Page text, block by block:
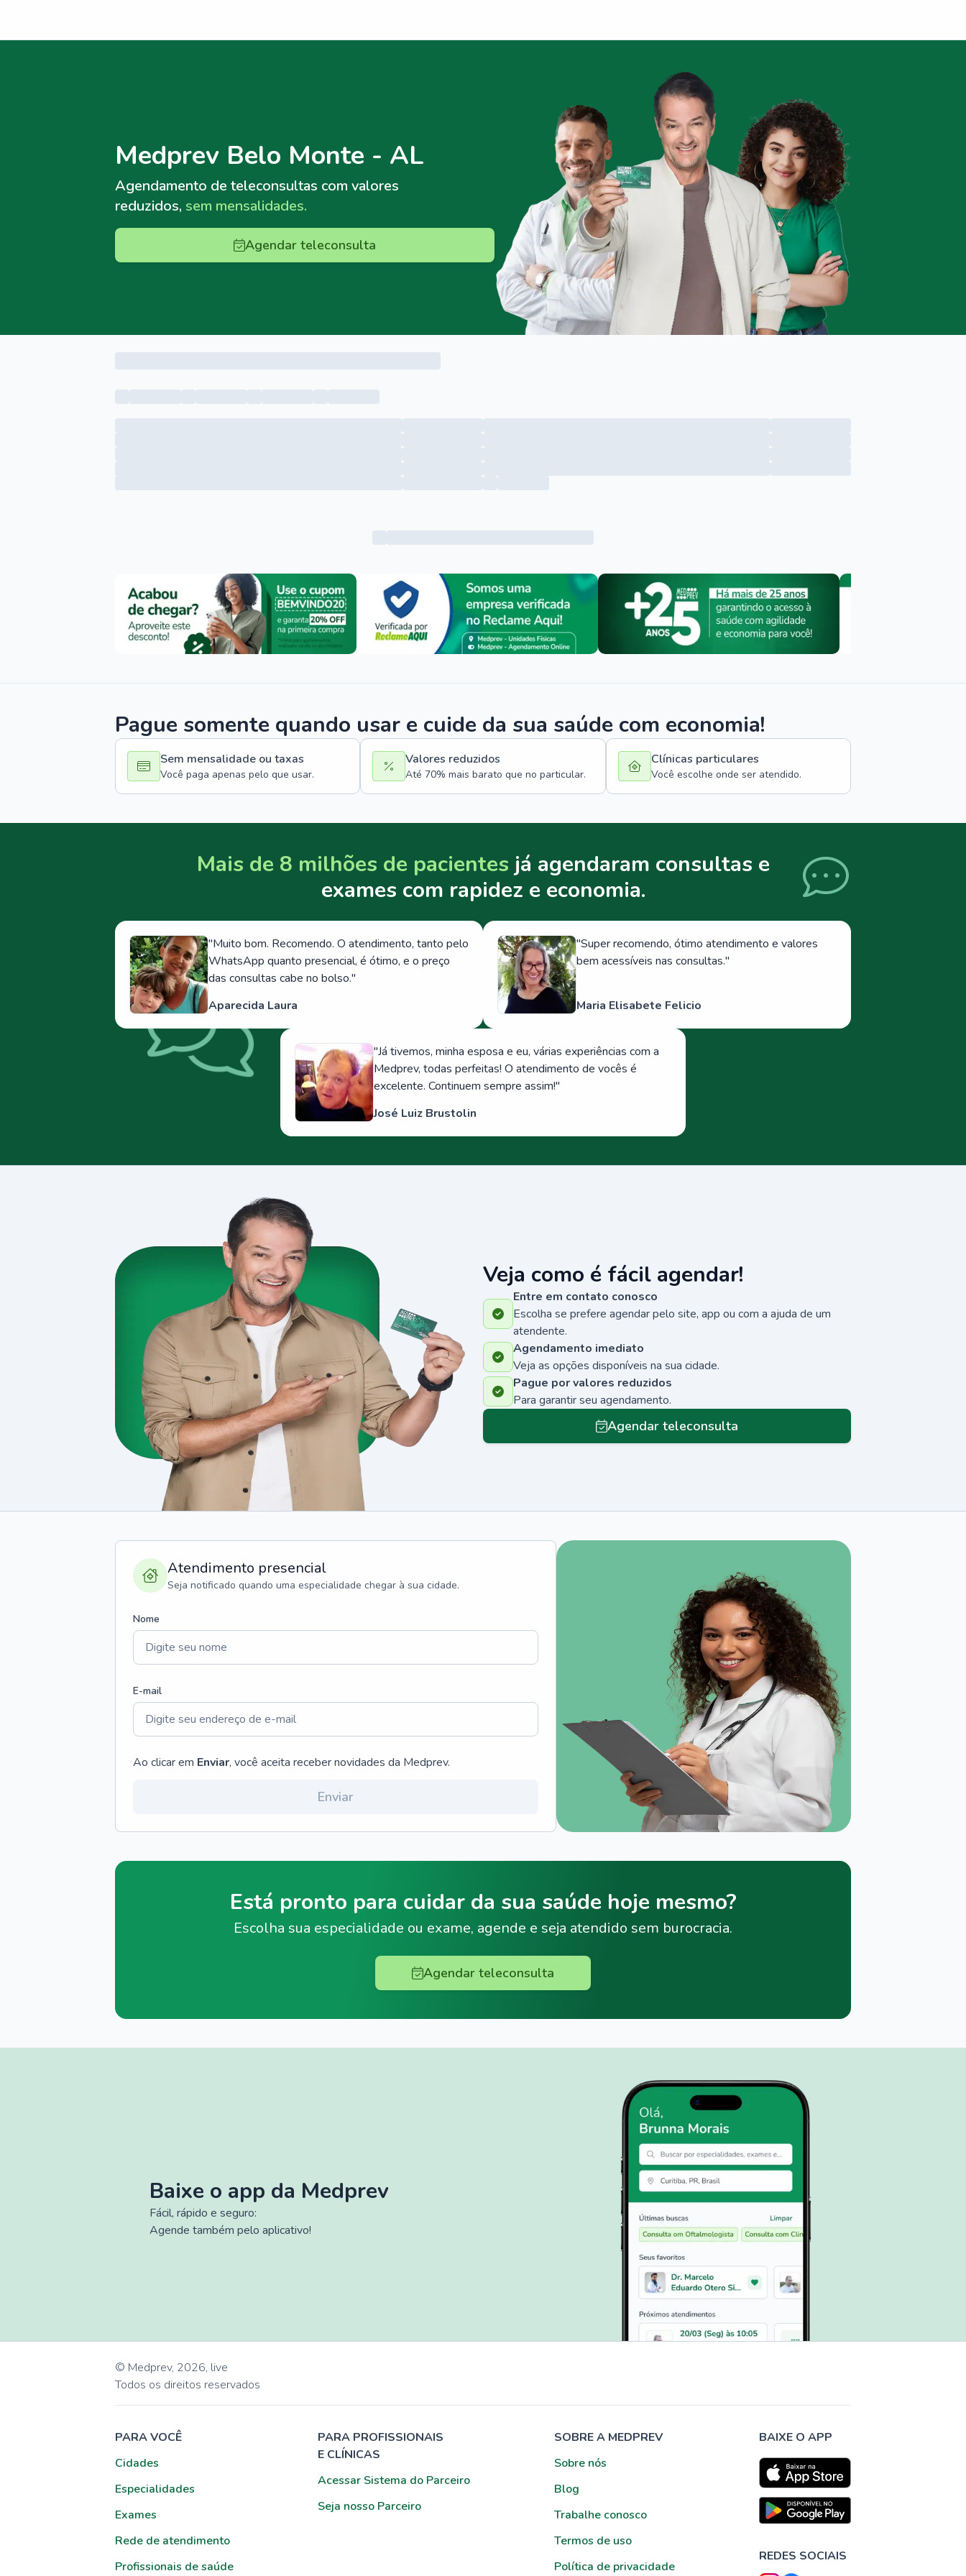
Medprev Belo Monte - AL
Agendamento de teleconsultas com valores
reduzidos, sem mensalidades.
Agendar teleconsulta
Menu lateral
Pague somente quando usar e cuide da sua saúde com economia!
Sem mensalidade ou taxas
Você paga apenas pelo que usar.
Valores reduzidos
Até 70% mais barato que no particular.
Clínicas particulares
Você escolhe onde ser atendido.
Mais de 8 milhões de pacientes já agendaram consultas e
exames com rapidez e economia.
"Muito bom. Recomendo. O atendimento, tanto pelo
WhatsApp quanto presencial, é ótimo, e o preço
das consultas cabe no bolso."
Aparecida Laura
"Super recomendo, ótimo atendimento e valores
bem acessíveis nas consultas."
Maria Elisabete Felicio
"Já tivemos, minha esposa e eu, várias experiências com a
Medprev, todas perfeitas! O atendimento de vocês é
excelente. Continuem sempre assim!"
José Luiz Brustolin
Veja como é fácil agendar!
Entre em contato conosco
Escolha se prefere agendar pelo site, app ou com a ajuda de um
atendente.
Agendamento imediato
Veja as opções disponíveis na sua cidade.
Pague por valores reduzidos
Para garantir seu agendamento.
Agendar teleconsulta
Atendimento presencial
Seja notificado quando uma especialidade chegar à sua cidade.
Nome
E-mail
Ao clicar em Enviar, você aceita receber novidades da Medprev.
Enviar
Está pronto para cuidar da sua saúde hoje mesmo?
Escolha sua especialidade ou exame, agende e seja atendido sem burocracia.
Agendar teleconsulta
Baixe o app da Medprev
Fácil, rápido e seguro:
Agende também pelo aplicativo!
© Medprev, 2026, live
Todos os direitos reservados
PARA VOCÊ
Cidades
Especialidades
Exames
Rede de atendimento
Profissionais de saúde
PARA PROFISSIONAIS
E CLÍNICAS
Acessar Sistema do Parceiro
Seja nosso Parceiro
SOBRE A MEDPREV
Sobre nós
Blog
Trabalhe conosco
Termos de uso
Política de privacidade
BAIXE O APP
REDES SOCIAIS